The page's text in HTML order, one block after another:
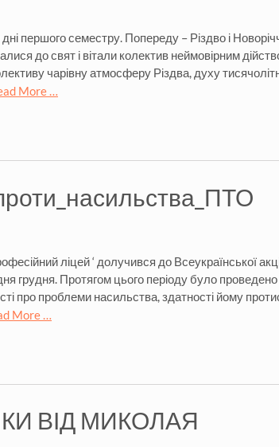
першого семестру. Попереду – Різдво і
до свят і вітали колектив неймовірним
чарівну атмосферу Різдва, духу
More …
ліцей ‘ долучився до Всеукраїнської
грудня. Протягом цього періоду було
про проблеми насильства, здатності йому
More …
ВІД МИКОЛАЯ